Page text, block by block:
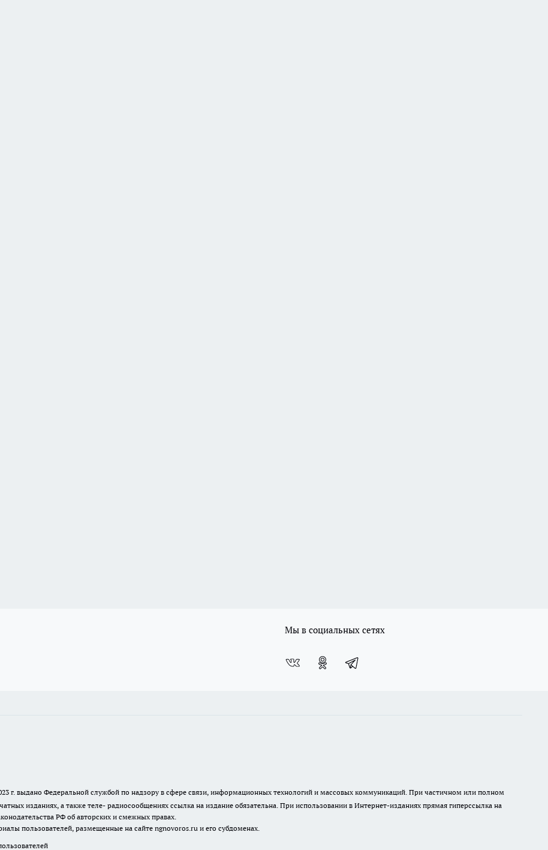
Мы в социальных сетях
г. выдано Федеральной службой по надзору в сфере связи, информационных технологий и массовых коммуникаций. При частичном или полном
изданиях, а также теле- радиосообщениях ссылка на издание обязательна. При использовании в Интернет-изданиях прямая гиперссылка на
РФ об авторских и смежных правах.
пользователей, размещенные на сайте ngnovoros.ru и его субдоменах.